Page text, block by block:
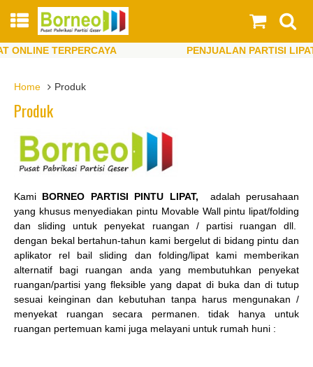
TERPERCAYA
PENJUALAN PARTISI
Home
Produk
Produk
Kami BORNEO PARTISI PINTU LIPAT, adalah perusahaan
yang khusus menyediakan pintu Movable Wall pintu lipat/folding
dan sliding untuk penyekat ruangan / partisi ruangan dll.
dengan bekal bertahun-tahun kami bergelut di bidang pintu dan
aplikator rel bail sliding dan folding/lipat kami memberikan
alternatif bagi ruangan anda yang membutuhkan penyekat
ruangan/partisi yang fleksible yang dapat di buka dan di tutup
sesuai keinginan dan kebutuhan tanpa harus mengunakan /
menyekat ruangan secara permanen. tidak hanya untuk
ruangan pertemuan kami juga melayani untuk rumah huni :